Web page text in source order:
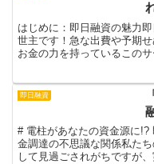
はじめに：即日融資の魅力
世主です！急な出費や予期
お金の力を持っているこの
即日融資
# 電柱があなたの資金源に
金調達の不思議な関係私た
して見過ごされがちですが